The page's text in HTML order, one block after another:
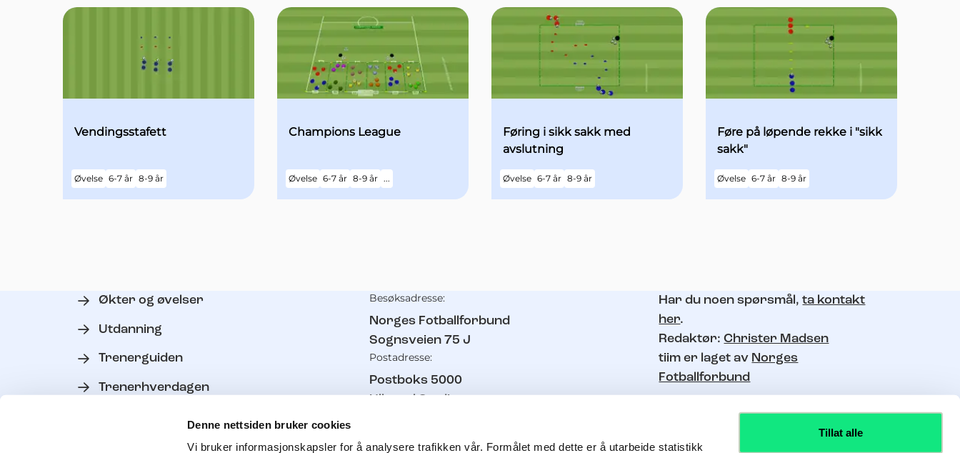
Denne nettsiden bruker cookies
Vi bruker informasjonskapsler for å analysere trafikken vår. Formålet med dette er å utarbeide statistikk
Tillat alle
Vendingsstafett
Øvelse 6-7 år 8-9 år
Champions League
Øvelse 6-7 år 8-9 år ...
Føring i sikk sakk med
avslutning
Øvelse 6-7 år 8-9 år
Føre på løpende rekke i "sikk
sakk"
Øvelse 6-7 år 8-9 år
Økter og øvelser
Utdanning
Trenerguiden
Trenerhverdagen
Kontaktinformasjon
Besøksadresse:
Norges Fotballforbund
Sognsveien 75 J
Postadresse:
Postboks 5000
Ullevaal Stadion
Har du noen spørsmål,ta kontakt
her.
Redaktør:Christer Madsen
tiim er laget av Norges
Fotballforbund